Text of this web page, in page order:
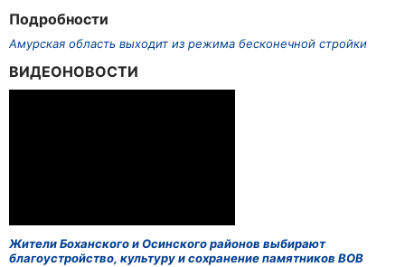
Подробности
Амурская область выходит из режима бесконечной стройки
ВИДЕОНОВОСТИ
Жители Боханского и Осинского районов выбирают
благоустройство, культуру и сохранение памятников ВОВ